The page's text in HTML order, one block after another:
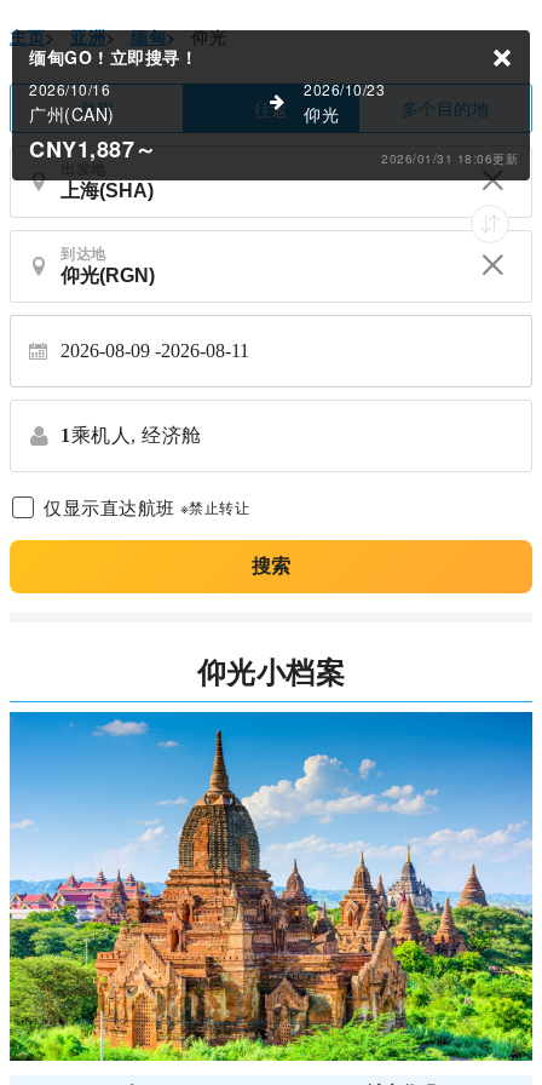
主页> 亚洲> 缅甸> 仰光
单程 往返 多个目的地
出发地
到达地
2026-08-09 2026-08-11
1乘机人, 经济舱
仅显示直达航班 ※禁止转让
搜索
缅甸GO ! 立即搜寻！
2026/10/16
广州(CAN)
2026/10/23
仰光
CNY1,887～ 2026/01/31 18:06更新
仰光小档案